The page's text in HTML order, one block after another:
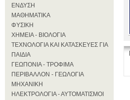
ΕΝΔΥΣΗ
ΜΑΘΗΜΑΤΙΚΑ
ΦΥΣΙΚΗ
ΧΗΜΕΙΑ - ΒΙΟΛΟΓΙΑ
ΤΕΧΝΟΛΟΓΙΑ ΚΑΙ ΚΑΤΑΣΚΕΥΕΣ ΓΙΑ
ΠΑΙΔΙΑ
ΓΕΩΠΟΝΙΑ - ΤΡΟΦΙΜΑ
ΠΕΡΙΒΑΛΛΟΝ - ΓΕΩΛΟΓΙΑ
ΜΗΧΑΝΙΚΗ
ΗΛΕΚΤΡΟΛΟΓΙΑ - ΑΥΤΟΜΑΤΙΣΜΟΙ